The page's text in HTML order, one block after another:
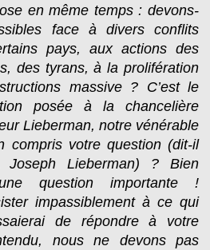
en même temps : devons-
face à divers conflits
pays, aux actions des
des tyrans, à la prolifération
massive ? C’est le
posée à la chancelière
Lieberman, notre vénérable
compris votre question (dit-il
Joseph Lieberman) ? Bien
question importante !
impassiblement à ce qui
de répondre à votre
nous ne devons pas